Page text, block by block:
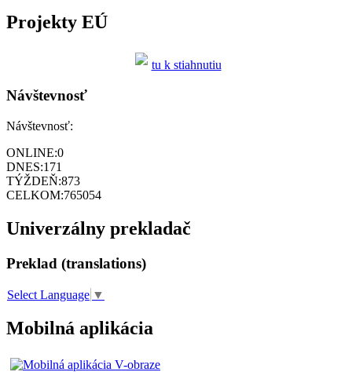
Projekty EÚ
tu k stiahnutiu
Návštevnosť
Návštevnosť:
ONLINE:0
DNES:171
TÝŽDEŇ:873
CELKOM:765054
Univerzálny prekladač
Preklad (translations)
Select Language ▼
Mobilná aplikácia